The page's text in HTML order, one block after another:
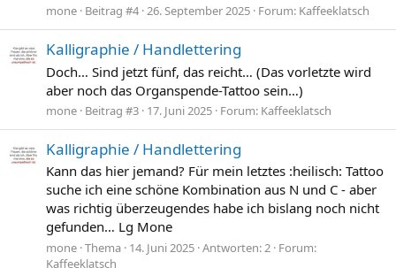
mone Beitrag #4 26. September 2025 Forum: Kaffeeklatsch
Kalligraphie / Handlettering
Doch… Sind jetzt fünf, das reicht… (Das vorletzte wird
aber noch das Organspende-Tattoo sein…)
mone Beitrag #3 17. Juni 2025 Forum: Kaffeeklatsch
Kalligraphie / Handlettering
Kann das hier jemand? Für mein letztes :heilisch: Tattoo
suche ich eine schöne Kombination aus N und C - aber
was richtig überzeugendes habe ich bislang noch nicht
gefunden… Lg Mone
mone Thema 14. Juni 2025 Antworten: 2 Forum:
Kaffeeklatsch